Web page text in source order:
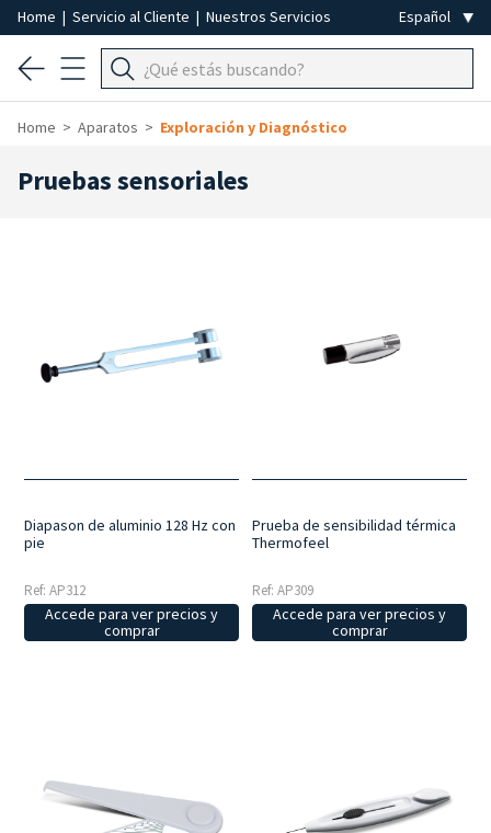
Home | Servicio al Cliente | Nuestros Servicios
Home Aparatos Exploración y Diagnóstico
Pruebas sensoriales
Diapason de aluminio 128 Hz con
pie
Ref: AP312
Accede para ver precios y
comprar
Prueba de sensibilidad térmica
Thermofeel
Ref: AP309
Accede para ver precios y
comprar